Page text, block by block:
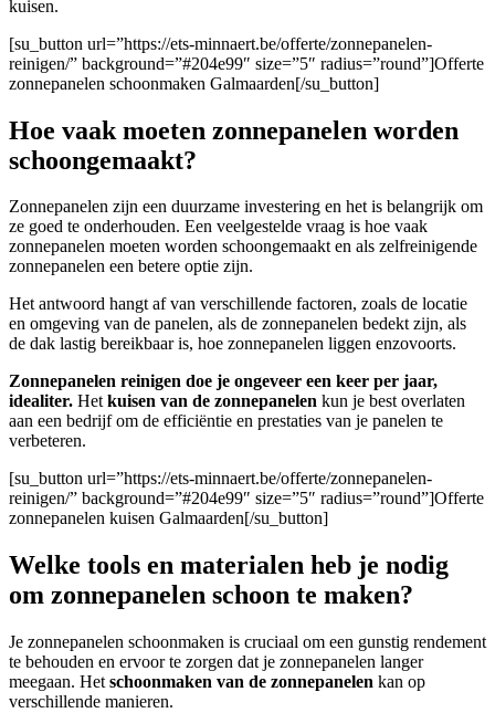
kuisen.
[su_button url=”https://ets-minnaert.be/offerte/zonnepanelen-
reinigen/” background=”#204e99″ size=”5″ radius=”round”]Offerte
zonnepanelen schoonmaken Galmaarden[/su_button]
Hoe vaak moeten zonnepanelen worden
schoongemaakt?
Zonnepanelen zijn een duurzame investering en het is belangrijk om
ze goed te onderhouden. Een veelgestelde vraag is hoe vaak
zonnepanelen moeten worden schoongemaakt en als zelfreinigende
zonnepanelen een betere optie zijn.
Het antwoord hangt af van verschillende factoren, zoals de locatie
en omgeving van de panelen, als de zonnepanelen bedekt zijn, als
de dak lastig bereikbaar is, hoe zonnepanelen liggen enzovoorts.
Zonnepanelen reinigen doe je ongeveer een keer per jaar,
idealiter. Hetkuisen van de zonnepanelen kun je best overlaten
aan een bedrijf om de efficiëntie en prestaties van je panelen te
verbeteren.
[su_button url=”https://ets-minnaert.be/offerte/zonnepanelen-
reinigen/” background=”#204e99″ size=”5″ radius=”round”]Offerte
zonnepanelen kuisen Galmaarden[/su_button]
Welke tools en materialen heb je nodig
om zonnepanelen schoon te maken?
Je zonnepanelen schoonmaken is cruciaal om een gunstig rendement
te behouden en ervoor te zorgen dat je zonnepanelen langer
meegaan. Het schoonmaken van de zonnepanelen kan op
verschillende manieren.